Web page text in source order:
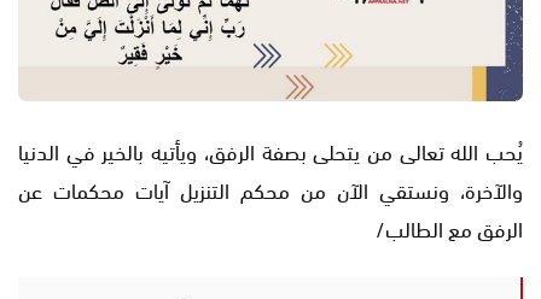
يُحب الله تعالى من يتحلى بصفة الرفق، ويأتيه بالخير في الدنيا
والآخرة، ونستقي الآن من محكم التنزيل آيات محكمات عن
الرفق مع الطالب/